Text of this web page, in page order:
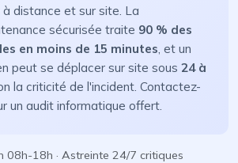
distance et sur site. La
sécurisée traite 90 % des
en moins de 15 minutes, et un
peut se déplacer sur site sous 24 à
la criticité de l'incident. Contactez-
un audit informatique offert.
08h-18h · Astreinte 24/7 critiques